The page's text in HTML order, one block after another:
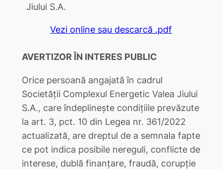
Jiului S.A.
Vezi online sau descarcă .pdf
AVERTIZOR ÎN INTERES PUBLIC
Orice persoană angajată în cadrul
Societății Complexul Energetic Valea Jiului
S.A., care îndeplinește condițiile prevăzute
la art. 3, pct. 10 din Legea nr. 361/2022
actualizată, are dreptul de a semnala fapte
ce pot indica posibile nereguli, conflicte de
interese, dublă finanțare, fraudă, corupție